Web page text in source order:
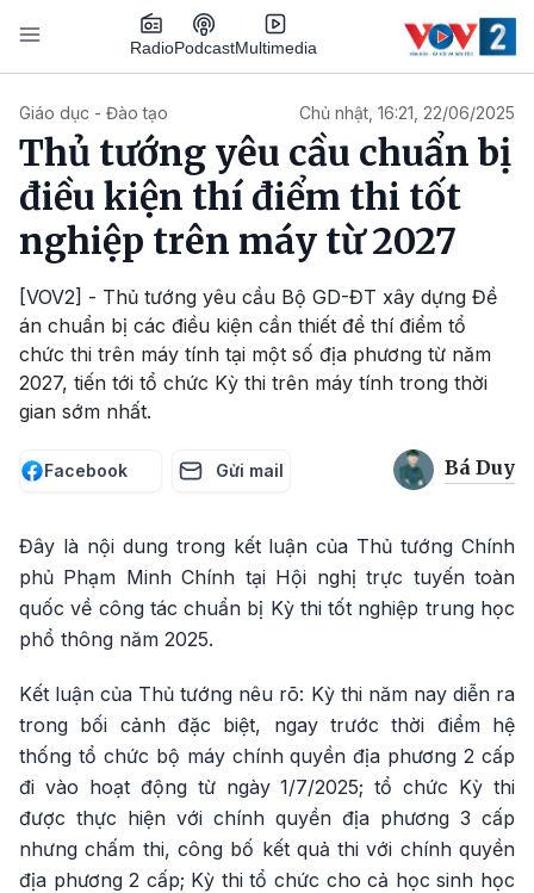
Nhảy đến nội dung
RadioPodcastMultimedia
Giáo dục - Đào tạo Chủ nhật, 16:21, 22/06/2025
Thủ tướng yêu cầu chuẩn bị
điều kiện thí điểm thi tốt
nghiệp trên máy từ 2027
[VOV2] - Thủ tướng yêu cầu Bộ GD-ĐT xây dựng Đề
án chuẩn bị các điều kiện cần thiết để thí điểm tổ
chức thi trên máy tính tại một số địa phương từ năm
2027, tiến tới tổ chức Kỳ thi trên máy tính trong thời
gian sớm nhất.
Facebook Gửi mail Bá Duy
Đây là nội dung trong kết luận của Thủ tướng Chính
phủ Phạm Minh Chính tại Hội nghị trực tuyến toàn
quốc về công tác chuẩn bị Kỳ thi tốt nghiệp trung học
phổ thông năm 2025.
Kết luận của Thủ tướng nêu rõ: Kỳ thi năm nay diễn ra
trong bối cảnh đặc biệt, ngay trước thời điểm hệ
thống tổ chức bộ máy chính quyền địa phương 2 cấp
đi vào hoạt động từ ngày 1/7/2025; tổ chức Kỳ thi
được thực hiện với chính quyền địa phương 3 cấp
nhưng chấm thi, công bố kết quả thi với chính quyền
địa phương 2 cấp; Kỳ thi tổ chức cho cả học sinh học